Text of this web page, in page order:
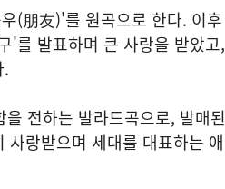
(朋友)'를 원곡으로 한다. 이후
'를 발표하며 큰 사랑을 받았고,
.
전하는 발라드곡으로, 발매된
랑받으며 세대를 대표하는 애